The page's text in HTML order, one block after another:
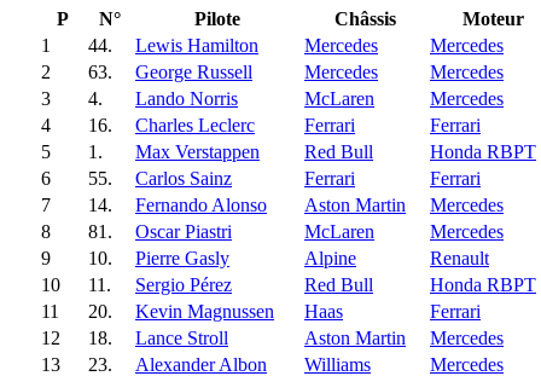
P N° Pilote Châssis
Moteur
1
44. Lewis Hamilton Mercedes
Mercedes
2
63. George Russell Mercedes
Mercedes
3
4. Lando Norris McLaren
Mercedes
4
16. Charles Leclerc Ferrari
Ferrari
5
1. Max Verstappen Red Bull
Honda RBPT
6
55. Carlos Sainz Ferrari
Ferrari
7
14. Fernando Alonso Aston Martin
Mercedes
8
81. Oscar Piastri McLaren
Mercedes
9
10. Pierre Gasly Alpine
Renault
10
11. Sergio Pérez Red Bull
Honda RBPT
11
20. Kevin Magnussen Haas
Ferrari
12
18. Lance Stroll Aston Martin
Mercedes
13
23. Alexander Albon Williams
Mercedes